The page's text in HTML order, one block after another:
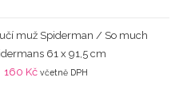
muž Spiderman / So much
61 x 91,5 cm
160 Kč včetně DPH